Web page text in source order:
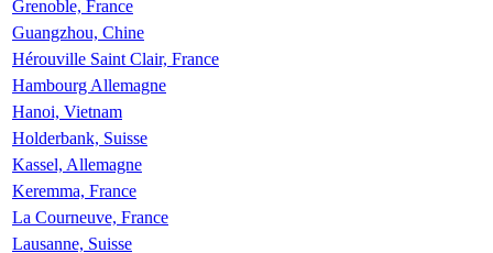
Grenoble, France
Guangzhou, Chine
Hérouville Saint Clair, France
Hambourg Allemagne
Hanoi, Vietnam
Holderbank, Suisse
Kassel, Allemagne
Keremma, France
La Courneuve, France
Lausanne, Suisse